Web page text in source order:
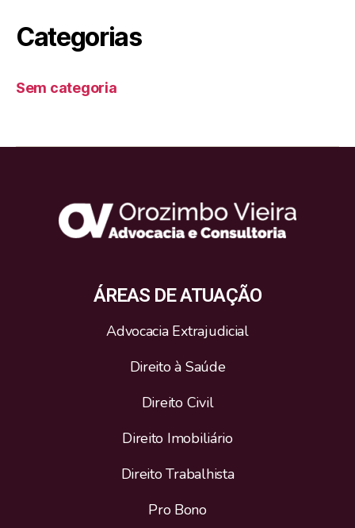
Categorias
Sem categoria
ÁREAS DE ATUAÇÃO
Advocacia Extrajudicial
Direito à Saúde
Direito Civil
Direito Imobiliário
Direito Trabalhista
Pro Bono